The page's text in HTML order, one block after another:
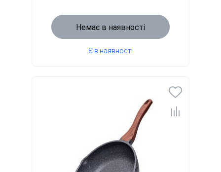
Немає в наявності
Є в наявності